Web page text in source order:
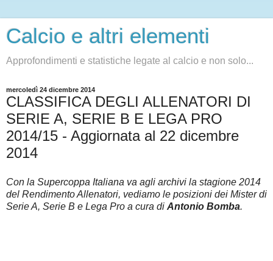
Calcio e altri elementi
Approfondimenti e statistiche legate al calcio e non solo...
mercoledì 24 dicembre 2014
CLASSIFICA DEGLI ALLENATORI DI
SERIE A, SERIE B E LEGA PRO
2014/15 - Aggiornata al 22 dicembre
2014
Con la Supercoppa Italiana va agli archivi la stagione 2014
del Rendimento Allenatori, vediamo le posizioni dei Mister di
Serie A, Serie B e Lega Pro a cura di Antonio Bomba.